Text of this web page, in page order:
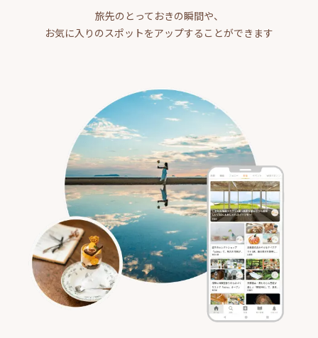
旅先のとっておきの瞬間や、
お気に入りのスポットをアップすることができます